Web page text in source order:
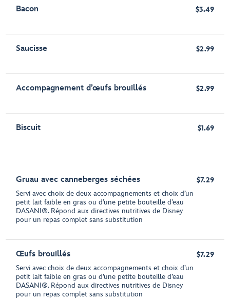
Bacon $3.49
Saucisse $2.99
Accompagnement d’œufs brouillés $2.99
Biscuit $1.69
Gruau avec canneberges séchées
Servi avec choix de deux accompagnements et choix d’un
petit lait faible en gras ou d’une petite bouteille d’eau
DASANI®. Répond aux directives nutritives de Disney
pour un repas complet sans substitution
$7.29
Œufs brouillés
Servi avec choix de deux accompagnements et choix d’un
petit lait faible en gras ou d’une petite bouteille d’eau
DASANI®. Répond aux directives nutritives de Disney
pour un repas complet sans substitution
$7.29